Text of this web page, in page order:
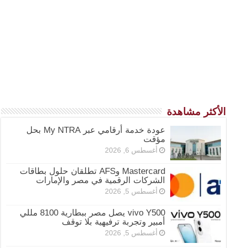
الأكثر مشاهدة
عودة خدمة أرقامي عبر My NTRA بحل
مؤقت
أغسطس 6, 2026
Mastercard وAFS تطلقان حلول بطاقات
الشركات الرقمية في مصر والإمارات
أغسطس 5, 2026
vivo Y500 يصل مصر ببطارية 8100 مللي
أمبير وتجربة ترفيهية بلا توقف
أغسطس 5, 2026